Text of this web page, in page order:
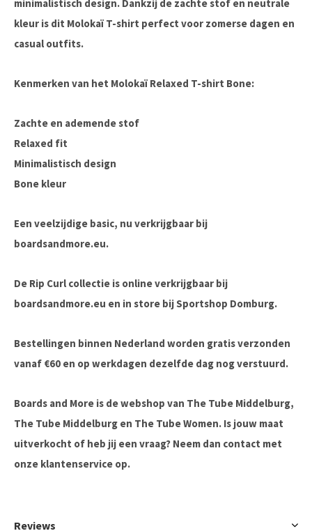
minimalistisch design. Dankzij de zachte stof en neutrale
kleur is dit Molokaï T-shirt perfect voor zomerse dagen en
casual outfits.
Kenmerken van het Molokaï Relaxed T-shirt Bone:
Zachte en ademende stof
Relaxed fit
Minimalistisch design
Bone kleur
Een veelzijdige basic, nu verkrijgbaar bij
boardsandmore.eu.
De Rip Curl collectie is online verkrijgbaar bij
boardsandmore.eu en in store bij Sportshop Domburg.
Bestellingen binnen Nederland worden gratis verzonden
vanaf €60 en op werkdagen dezelfde dag nog verstuurd.
Boards and More is de webshop van The Tube Middelburg,
The Tube Middelburg en The Tube Women. Is jouw maat
uitverkocht of heb jij een vraag? Neem dan contact met
onze klantenservice op.
Reviews